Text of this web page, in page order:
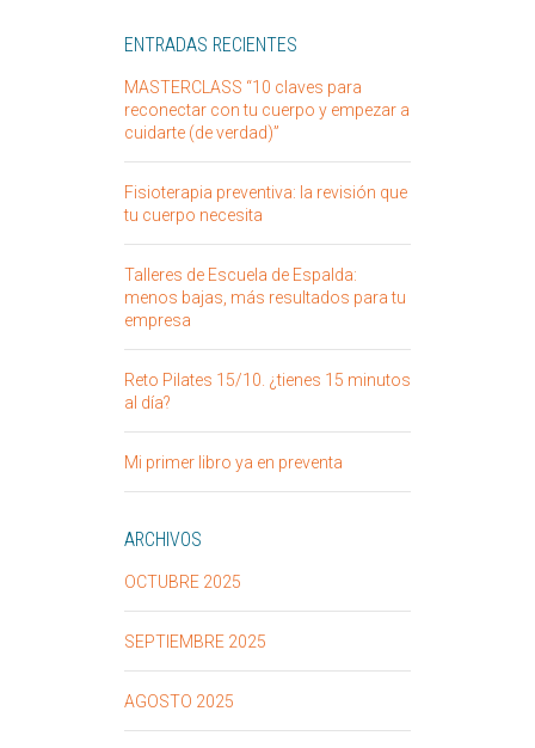
ENTRADAS RECIENTES
MASTERCLASS “10 claves para
reconectar con tu cuerpo y empezar a
cuidarte (de verdad)”
Fisioterapia preventiva: la revisión que
tu cuerpo necesita
Talleres de Escuela de Espalda:
menos bajas, más resultados para tu
empresa
Reto Pilates 15/10. ¿tienes 15 minutos
al día?
Mi primer libro ya en preventa
ARCHIVOS
OCTUBRE 2025
SEPTIEMBRE 2025
AGOSTO 2025